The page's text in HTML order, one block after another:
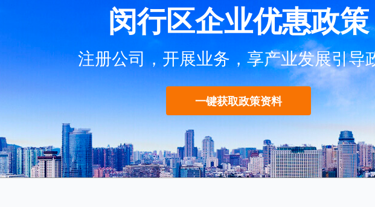
闵行区企业优惠政策
注册公司，开展业务，享产业发展引导
一键获取政策资料